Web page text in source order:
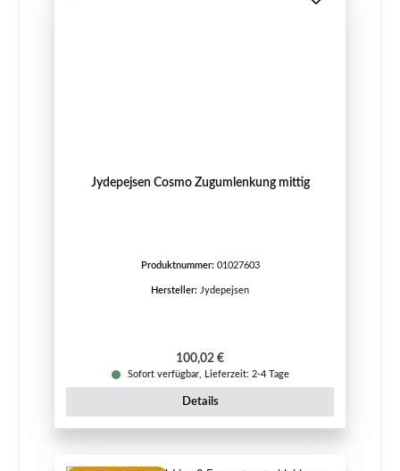
Jydepejsen Cosmo Zugumlenkung mittig
Produktnummer: 01027603
Hersteller: Jydepejsen
Regulärer Preis:
100,02 €
Sofort verfügbar, Lieferzeit: 2-4 Tage
Details